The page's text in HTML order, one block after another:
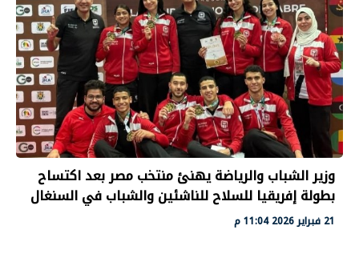
وزير الشباب والرياضة يهنئ منتخب مصر بعد اكتساح
بطولة إفريقيا للسلاح للناشئين والشباب في السنغال
21 فبراير 2026 11:04 م